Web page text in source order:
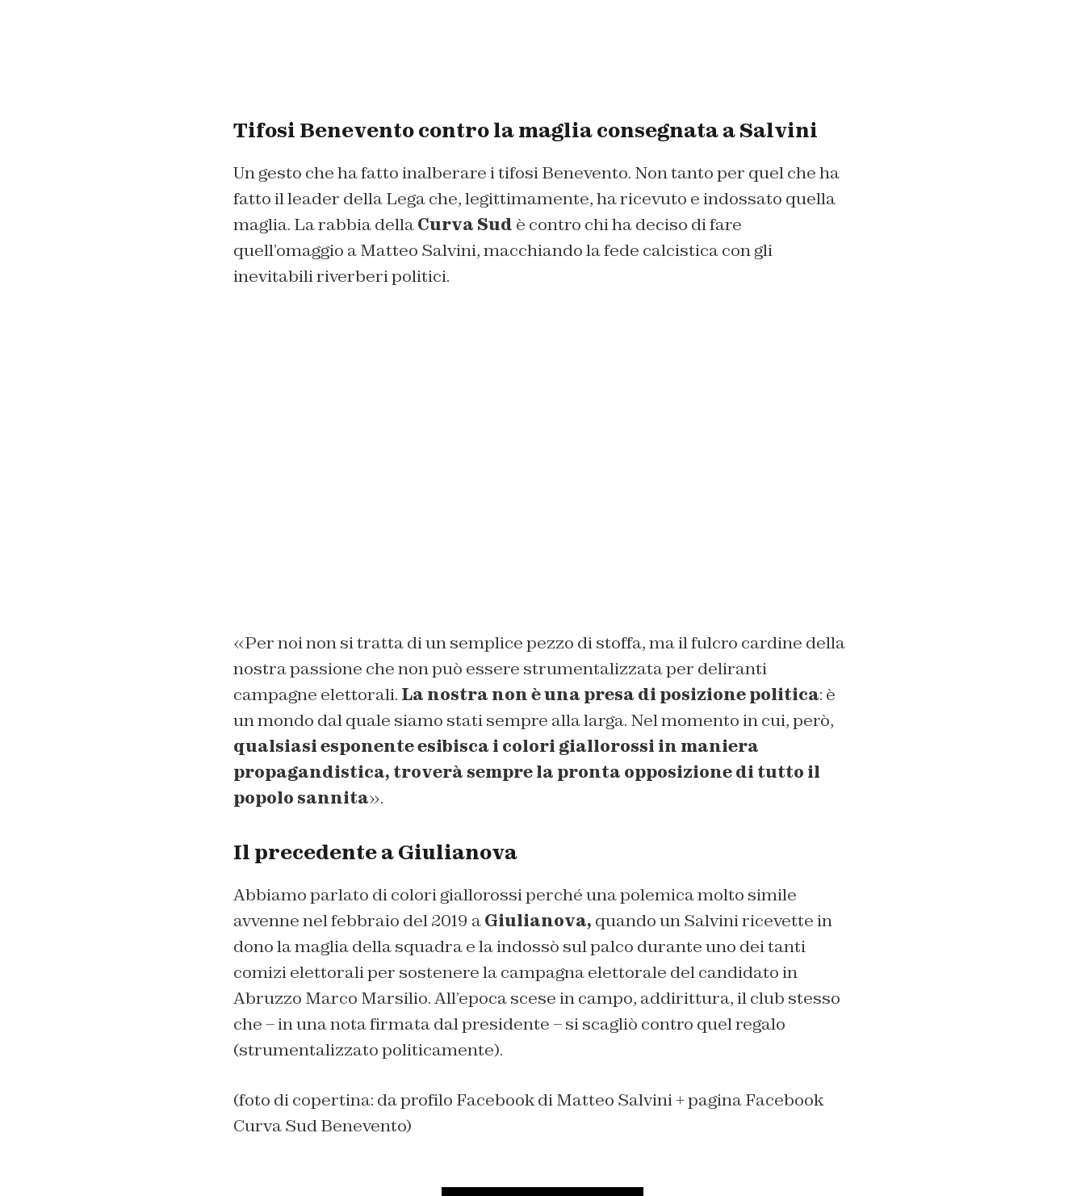
Tifosi Benevento contro la maglia consegnata a Salvini
Un gesto che ha fatto inalberare i tifosi Benevento. Non tanto per quel che ha
fatto il leader della Lega che, legittimamente, ha ricevuto e indossato quella
maglia. La rabbia dellaCurva Sud è contro chi ha deciso di fare
quell’omaggio a Matteo Salvini, macchiando la fede calcistica con gli
inevitabili riverberi politici.
«Per noi non si tratta di un semplice pezzo di stoffa, ma il fulcro cardine della
nostra passione che non può essere strumentalizzata per deliranti
campagne elettorali. La nostra non è una presa di posizione politica: è
un mondo dal quale siamo stati sempre alla larga. Nel momento in cui, però,
qualsiasi esponente esibisca i colori giallorossi in maniera
propagandistica, troverà sempre la pronta opposizione di tutto il
popolo sannita».
Il precedente a Giulianova
Abbiamo parlato di colori giallorossi perché una polemica molto simile
avvenne nel febbraio del 2019 aGiulianova, quando un Salvini ricevette in
dono la maglia della squadra e la indossò sul palco durante uno dei tanti
comizi elettorali per sostenere la campagna elettorale del candidato in
Abruzzo Marco Marsilio. All’epoca scese in campo, addirittura, il club stesso
che – in una nota firmata dal presidente – si scagliò contro quel regalo
(strumentalizzato politicamente).
(foto di copertina: da profilo Facebook di Matteo Salvini + pagina Facebook
Curva Sud Benevento)